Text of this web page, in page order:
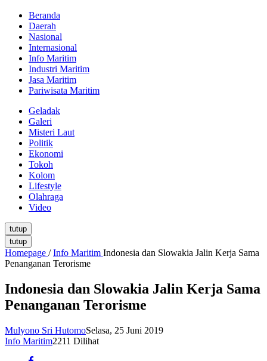
Beranda
Daerah
Nasional
Internasional
Info Maritim
Industri Maritim
Jasa Maritim
Pariwisata Maritim
Geladak
Galeri
Misteri Laut
Politik
Ekonomi
Tokoh
Kolom
Lifestyle
Olahraga
Video
tutup
tutup
Homepage / Info Maritim Indonesia dan Slowakia Jalin Kerja Sama
Penanganan Terorisme
Indonesia dan Slowakia Jalin Kerja Sama
Penanganan Terorisme
Mulyono Sri HutomoSelasa, 25 Juni 2019
Info Maritim2211 Dilihat